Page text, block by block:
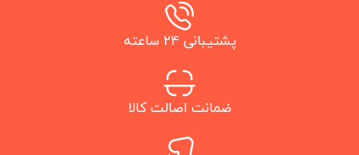
پشتیبانی 24 ساعته
ضمانت اصالت کالا